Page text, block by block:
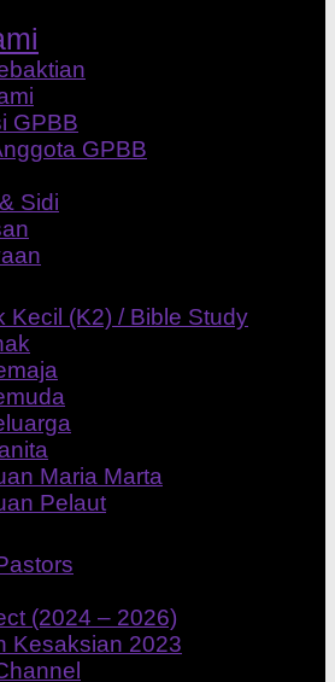
GPBB
GPBB
Sidi
Kecil (K2) / Bible Study
Maria Marta
Pelaut
(2024 – 2026)
Kesaksian 2023